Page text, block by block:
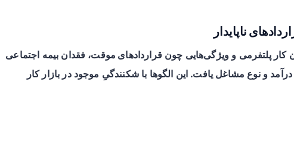
ناپایدار
کار پلتفرمی و ویژگی‌هایی چونقراردادهای موقت، فقدان بیمه اجتماعی
و نوع مشاغل یافت. این الگوها با شکنندگیِ موجود در بازار کار